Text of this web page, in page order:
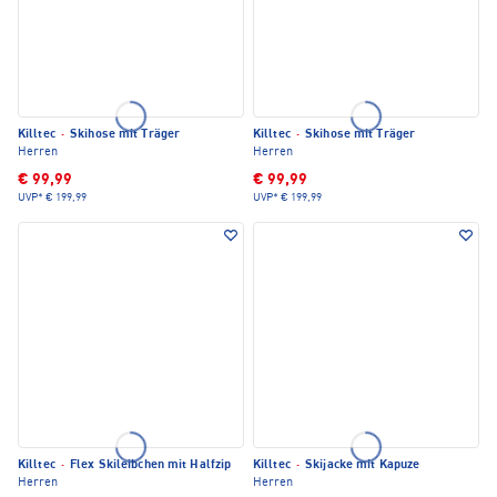
Killtec · Skihose mit Träger
Herren
€ 99,99
UVP* € 199,99
Killtec · Skihose mit Träger
Herren
€ 99,99
UVP* € 199,99
Killtec · Flex Skileibchen mit Halfzip
Herren
Killtec · Skijacke mit Kapuze
Herren